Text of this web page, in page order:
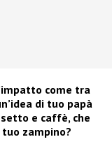
come tra
di tuo papà
e caffè, che
tuo zampino?